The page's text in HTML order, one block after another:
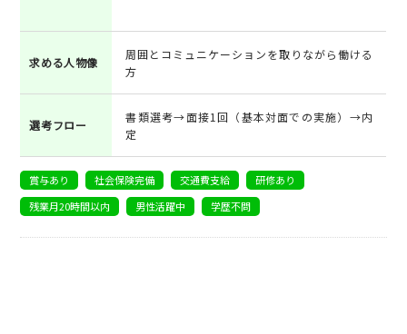
求める人物像
周囲とコミュニケーションを取りながら働ける
方
選考フロー
書類選考→面接1回（基本対面での実施）→内
定
賞与あり 社会保険完備 交通費支給
研修あり
残業月20時間以内
男性活躍中 学歴不問